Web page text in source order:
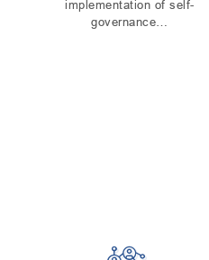
implementation of self-
governance…